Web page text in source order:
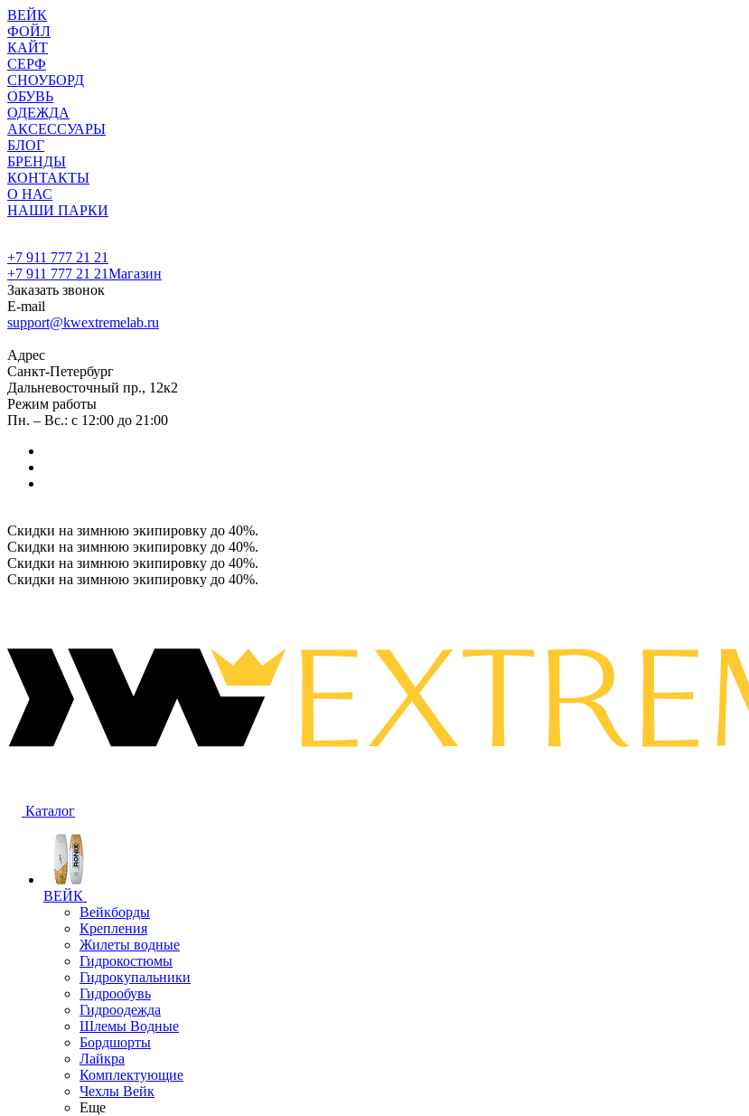
ВЕЙК
ФОЙЛ
КАЙТ
СЕРФ
СНОУБОРД
ОБУВЬ
ОДЕЖДА
АКСЕССУАРЫ
БЛОГ
БРЕНДЫ
КОНТАКТЫ
О НАС
НАШИ ПАРКИ
+7 911 777 21 21
+7 911 777 21 21Магазин
Заказать звонок
E-mail
support@kwextremelab.ru
Адрес
Санкт-Петербург
Дальневосточный пр., 12к2
Режим работы
Пн. – Вс.: с 12:00 до 21:00
Скидки на зимнюю экипировку до 40%.
Скидки на зимнюю экипировку до 40%.
Скидки на зимнюю экипировку до 40%.
Скидки на зимнюю экипировку до 40%.
Каталог
ВЕЙК
Вейкборды
Крепления
Жилеты водные
Гидрокостюмы
Гидрокупальники
Гидрообувь
Гидроодежда
Шлемы Водные
Бордшорты
Лайкра
Комплектующие
Чехлы Вейк
Еще